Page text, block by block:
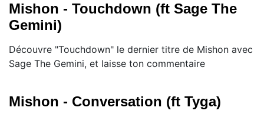
Mishon - Touchdown (ft Sage The
Gemini)
Découvre "Touchdown" le dernier titre de Mishon avec
Sage The Gemini, et laisse ton commentaire
Mishon - Conversation (ft Tyga)